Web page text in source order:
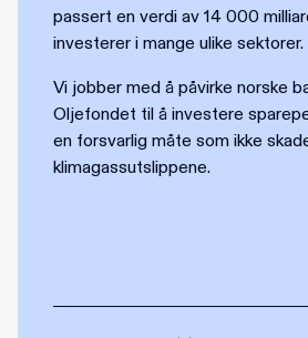
passert en verdi av 14 000
investerer i mange ulike sektorer.
Vi jobber med å påvirke norske
Oljefondet til å investere
en forsvarlig måte som ikke
klimagassutslippene.